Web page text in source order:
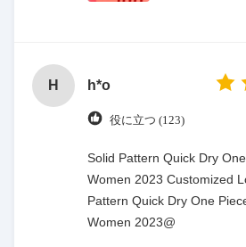
H h*o
役に立つ (123)
Solid Pattern Quick Dry
Women 2023 Customized
Pattern Quick Dry One
Women 2023@